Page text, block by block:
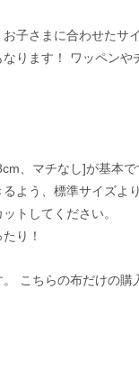
子さまに合わせたサ
ります！ ワッペンや
、マチなし]が基本で
よう、標準サイズよ
トしてください。
り！
こちらの布だけの購